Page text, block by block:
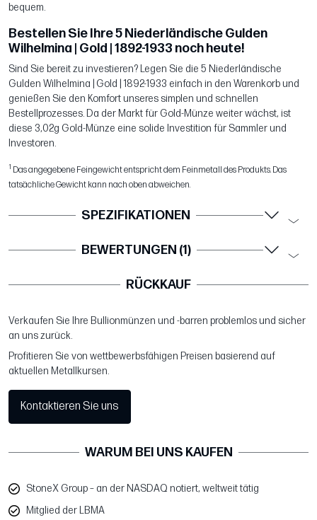
bequem.
Bestellen Sie Ihre 5 Niederländische Gulden
Wilhelmina | Gold | 1892-1933 noch heute!
Sind Sie bereit zu investieren? Legen Sie die 5 Niederländische
Gulden Wilhelmina | Gold | 1892-1933 einfach in den Warenkorb und
genießen Sie den Komfort unseres simplen und schnellen
Bestellprozesses. Da der Markt für Gold-Münze weiter wächst, ist
diese 3,02g Gold-Münze eine solide Investition für Sammler und
Investoren.
1 Das angegebene Feingewicht entspricht dem Feinmetall des Produkts. Das
tatsächliche Gewicht kann nach oben abweichen.
SPEZIFIKATIONEN
BEWERTUNGEN (1)
RÜCKKAUF
Verkaufen Sie Ihre Bullionmünzen und -barren problemlos und sicher
an uns zurück.
Profitieren Sie von wettbewerbsfähigen Preisen basierend auf
aktuellen Metallkursen.
Kontaktieren Sie uns
WARUM BEI UNS KAUFEN
StoneX Group – an der NASDAQ notiert, weltweit tätig
Mitglied der LBMA